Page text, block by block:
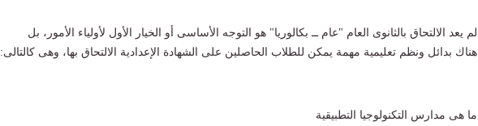
لم يعد الالتحاق بالثانوى العام "عام ــ بكالوريا" هو التوجه الأساسى أو الخيار الأول لأولياء الأمور، بل
هناك بدائل ونظم تعليمية مهمة يمكن للطلاب الحاصلين على الشهادة الإعدادية الالتحاق بها، وهى كالتالى:
ما هى مدارس التكنولوجيا التطبيقية